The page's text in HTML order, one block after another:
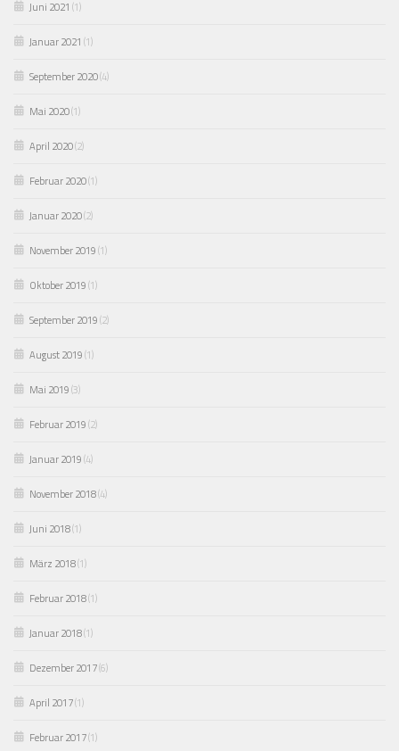
Juni 2021 (1)
Januar 2021 (1)
September 2020(4)
Mai 2020(1)
April 2020(2)
Februar 2020(1)
Januar 2020(2)
November 2019(1)
Oktober 2019(1)
September 2019(2)
August 2019(1)
Mai 2019(3)
Februar 2019(2)
Januar 2019(4)
November 2018(4)
Juni 2018(1)
März 2018(1)
Februar 2018(1)
Januar 2018(1)
Dezember 2017(6)
April 2017(1)
Februar 2017(1)